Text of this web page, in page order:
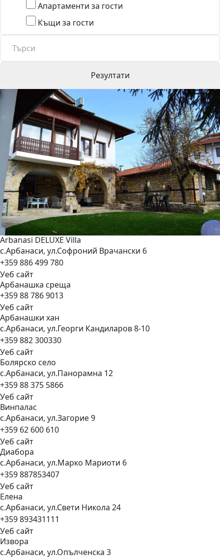
Апартаменти за гости
Къщи за гости
Резултати
Arbanasi DELUXE Villa
с.Арбанаси, ул.Софроний Врачански 6
+359 886 499 780
Уеб сайт
Арбанашка среща
+359 88 786 9013
Уеб сайт
Арбанашки хан
с.Арбанаси, ул.Георги Кандиларов 8-10
+359 882 300330
Уеб сайт
Болярско село
с.Арбанаси, ул.Панорамна 12
+359 88 375 5866
Уеб сайт
Винпалас
с.Арбанаси, ул.Загорие 9
+359 62 600 610
Уеб сайт
Диабора
с.Арбанаси, ул.Марко Мариоти 6
+359 887853407
Уеб сайт
Елена
с.Арбанаси, ул.Свети Никола 24
+359 893431111
Уеб сайт
Извора
с.Арбанаси, ул.Опълченска 3